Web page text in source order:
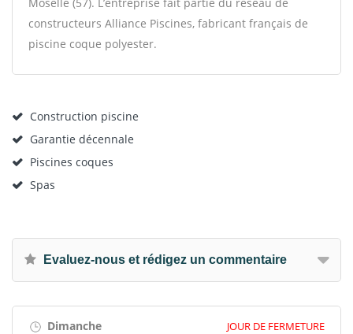
constructeurs Alliance Piscines, fabricant français de
piscine coque polyester.
Construction piscine
Garantie décennale
Piscines coques
Spas
Evaluez-nous et rédigez un commentaire
Dimanche JOUR DE FERMETURE